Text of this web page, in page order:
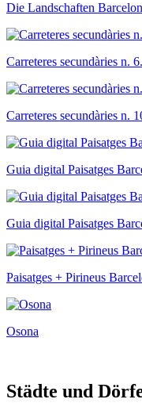
Die Landschaften
Carreteres secundàries n.
Carreteres secundàries n.
Guia digital Paisatges
Guia digital Paisatges
Paisatges + Pirineus
Osona
Städte und